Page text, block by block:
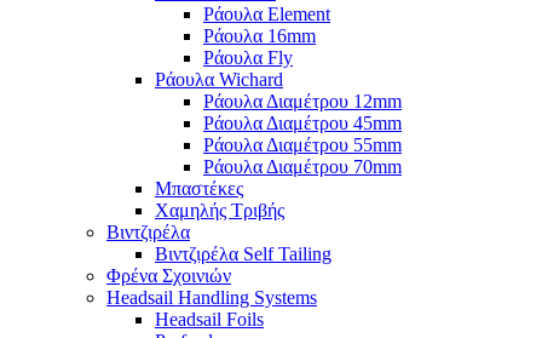
Ράουλα Element
Ράουλα 16mm
Ράουλα Fly
Ράουλα Wichard
Ράουλα Διαμέτρου 12mm
Ράουλα Διαμέτρου 45mm
Ράουλα Διαμέτρου 55mm
Ράουλα Διαμέτρου 70mm
Μπαστέκες
Χαμηλής Τριβής
Βιντζιρέλα
Βιντζιρέλα Self Tailing
Φρένα Σχοινιών
Headsail Handling Systems
Headsail Foils